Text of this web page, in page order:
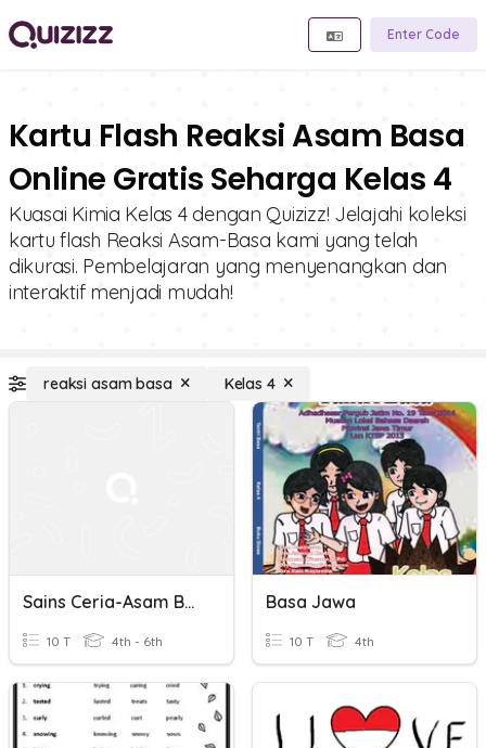
Enter Code
Kartu Flash Reaksi Asam Basa
Online Gratis Seharga Kelas 4
Kuasai Kimia Kelas 4 dengan Quizizz! Jelajahi koleksi
kartu flash Reaksi Asam-Basa kami yang telah
dikurasi. Pembelajaran yang menyenangkan dan
interaktif menjadi mudah!
reaksi asam basa Kelas 4
Sains Ceria-Asam Basa Garam
10 T 4th - 6th
Basa Jawa
10 T 4th